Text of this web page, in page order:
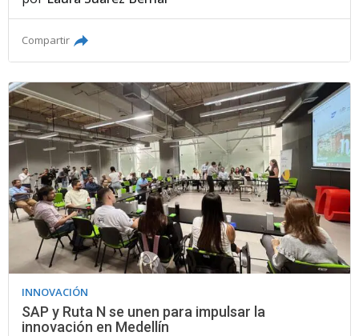
Compartir
INNOVACIÓN
SAP y Ruta N se unen para impulsar la
innovación en Medellín